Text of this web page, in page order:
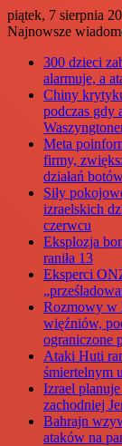
piątek, 7 sierpnia
Najnowsze
300 dzieci
alarmuje, a
Chiny
podczas gdy
Meta
firmy,
działań
Siły
izraelskich
czerwcu
Eksplozja
raniła 13
Eksperci
Rozmowy w
więźniów,
ograniczone
Ataki Huti
śmiertelnym
Izrael
zachodniej
Bahrajn
ataków na